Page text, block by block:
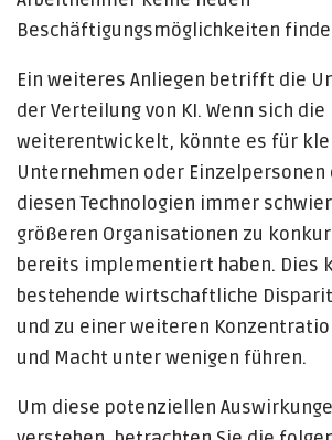
Beschäftigungsmöglichkeiten
Ein weiteres Anliegen betrifft die
der Verteilung von KI. Wenn sich die
weiterentwickelt, könnte es für
Unternehmen oder Einzelpersonen
diesen Technologien immer
größeren Organisationen zu
bereits implementiert haben. Dies
bestehende wirtschaftliche
und zu einer weiteren
und Macht unter wenigen führen.
Um diese potenziellen